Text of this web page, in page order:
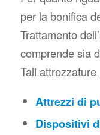
per la bonifica
Trattamento
comprende sia
Tali
Attrezzi di
Dispositivi